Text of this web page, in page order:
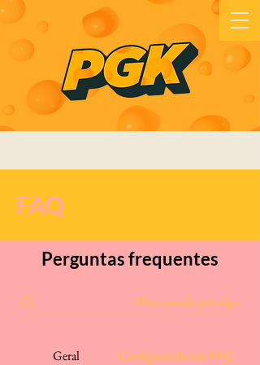
FAQ
Perguntas frequentes
Configurando sua FAQ
Geral